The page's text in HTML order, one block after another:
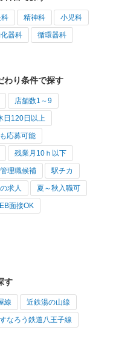
科 精神科 小児科
器科 循環器科
わり条件で探す
店舗数1～9
日120日以上
応募可能
残業月10ｈ以下
管理職候補 駅チカ
求人 夏～秋入職可
面接OK
す
線 近鉄湯の山線
なろう鉄道八王子線